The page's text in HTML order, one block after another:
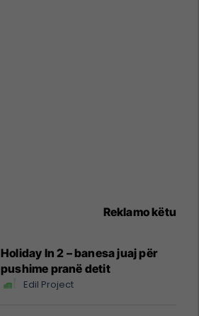
Reklamo këtu
Holiday In 2 – banesa juaj për
pushime pranë detit
Edil Project